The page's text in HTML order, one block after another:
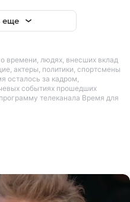
еще
времени, людях, внесших вклад
актеры, политики, спортсмены
осталось за кадром,
событиях прошедших
телеканала Время для